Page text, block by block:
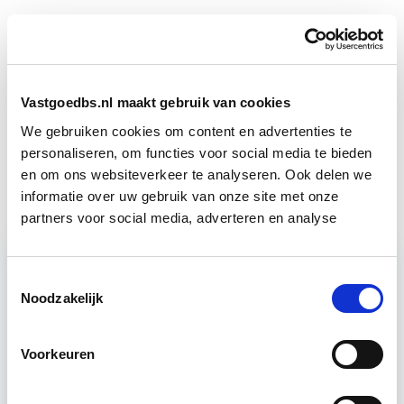
Vastgoedbs.nl maakt gebruik van cookies
We gebruiken cookies om content en advertenties te
personaliseren, om functies voor social media te bieden
en om ons websiteverkeer te analyseren. Ook delen we
informatie over uw gebruik van onze site met onze
partners voor social media, adverteren en analyse
Noodzakelijk
Voorkeuren
Boeiend verhaal? Duik dan eens
Huurrecht Bedrijfsruimte Start wo 9 jun
Huurrecht Woonruimte Start wo 12 mei